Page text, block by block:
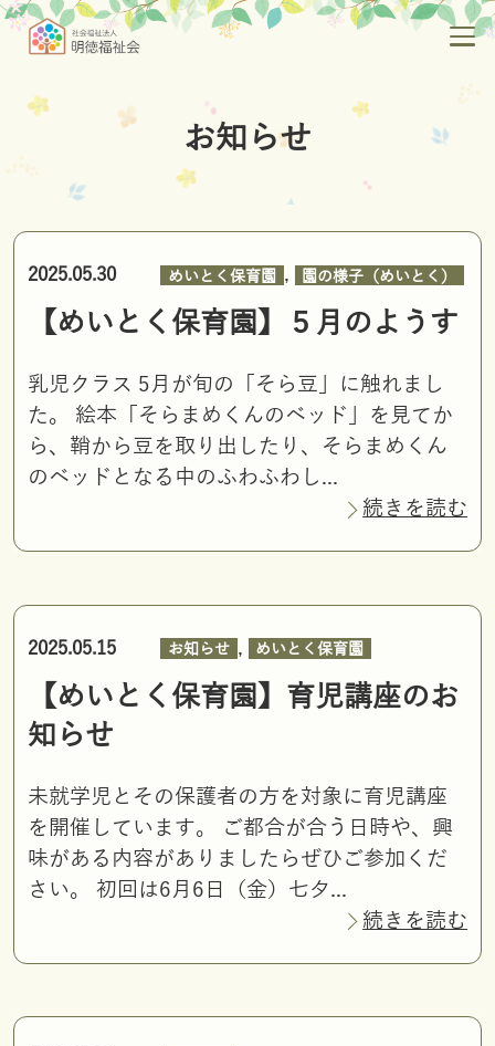
お知らせ
2025.05.30 めいとく保育園 , 園の様子（めいとく）
【めいとく保育園】５月のようす
乳児クラス 5月が旬の「そら豆」に触れまし
た。 絵本「そらまめくんのベッド」を見てか
ら、鞘から豆を取り出したり、そらまめくん
のベッドとなる中のふわふわし...
続きを読む
2025.05.15 お知らせ , めいとく保育園
【めいとく保育園】育児講座のお
知らせ
未就学児とその保護者の方を対象に育児講座
を開催しています。 ご都合が合う日時や、興
味がある内容がありましたらぜひご参加くだ
さい。 初回は6月6日（金）七夕...
続きを読む